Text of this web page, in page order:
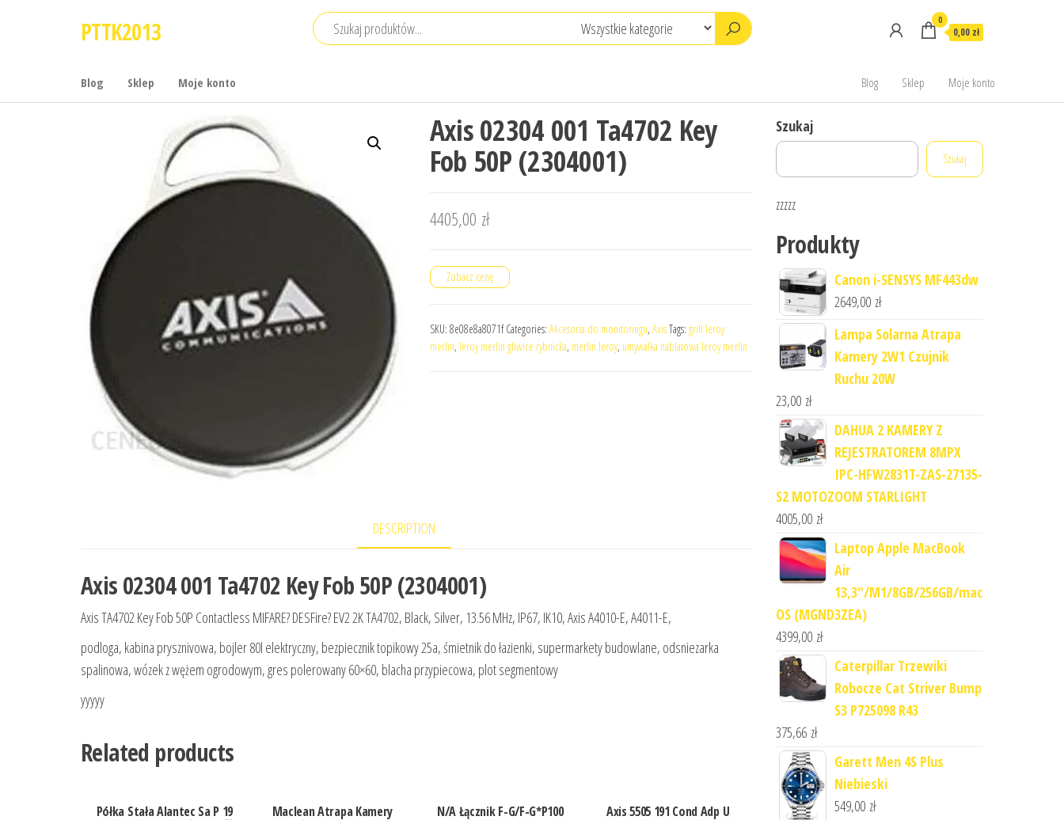
PTTK2013 0
0,00 zł
Blog Sklep Moje konto Blog Sklep Moje konto
Axis 02304 001 Ta4702 Key
Fob 50P (2304001)
4405,00 zł
Zobacz cenę
SKU: 8e08e8a8071f Categories: Akcesoria do monitoringu, AxisTags: grill leroy
merlin, leroy merlin gliwice rybnicka, merlin leroy, umywalka nablatowa leroy merlin
DESCRIPTION
Axis 02304 001 Ta4702 Key Fob 50P (2304001)
Axis TA4702 Key Fob 50P Contactless MIFARE? DESFire? EV2 2K TA4702, Black, Silver, 13.56 MHz, IP67, IK10, Axis A4010-E, A4011-E,
podloga, kabina prysznivowa, bojler 80l elektryczny, bezpiecznik topikowy 25a, śmietnik do łazienki, supermarkety budowlane, odsniezarka
spalinowa, wózek z wężem ogrodowym, gres polerowany 60×60, blacha przypiecowa, plot segmentowy
yyyyy
Related products
Półka Stała Alantec Sa P 19 Maclean Atrapa Kamery N/A Łącznik F-G/F-G*P100 Axis 5505 191 Cond Adp U
Szukaj
Szukaj
zzzzz
Produkty
Canon i-SENSYS MF443dw
2649,00 zł
Lampa Solarna Atrapa
Kamery 2W1 Czujnik
Ruchu 20W
23,00 zł
DAHUA 2 KAMERY Z
REJESTRATOREM 8MPX
IPC-HFW2831T-ZAS-27135-
S2 MOTOZOOM STARLIGHT
4005,00 zł
Laptop Apple MacBook
Air
13,3"/M1/8GB/256GB/mac
OS (MGND3ZEA)
4399,00 zł
Caterpillar Trzewiki
Robocze Cat Striver Bump
S3 P725098 R43
375,66 zł
Garett Men 4S Plus
Niebieski
549,00 zł